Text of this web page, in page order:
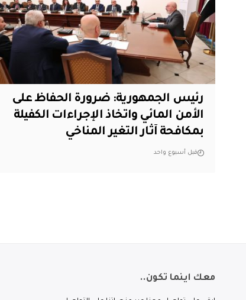
رئيس الجمهورية: ضرورة الحفاظ على
الأمن المائي واتخاذ الإجراءات الكفيلة
بمكافحة آثار التغير المناخي
قبل أسبوع واحد
معك اينما تكون..